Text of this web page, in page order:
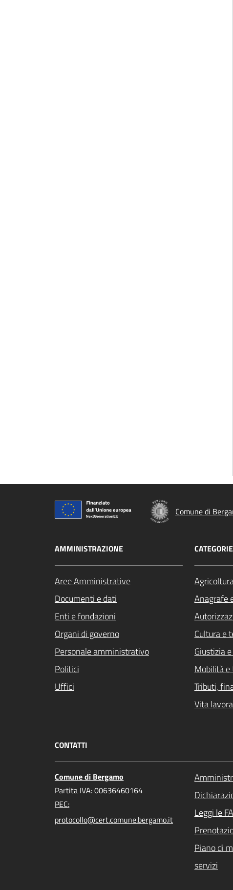
Comune di
AMMINISTRAZIONE
Aree Amministrative
Documenti e dati
Enti e fondazioni
Organi di governo
Personale amministrativo
Politici
Uffici
Anagrafe
Cultura e
Giustizia
Mobilità
Tributi,
Vita
CONTATTI
Comune di Bergamo
Partita IVA: 00636460164
PEC:
protocollo@cert.comune.bergamo.it
Leggi le
Piano di
servizi